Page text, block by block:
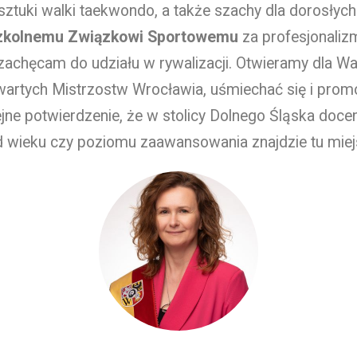
walki taekwondo, a także szachy dla
Związkowi Sportowemu za
do udziału w rywalizacji. Otwieramy dla
Mistrzostw Wrocławia, uśmiechać się i
potwierdzenie, że w stolicy Dolnego Śląska
wieku czy poziomu zaawansowania znajdzie tu